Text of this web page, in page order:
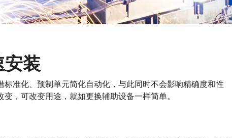
安装
准化、预制单元简化自动化，与此同时不会影响精确度和性
，可改变用途，就如更换辅助设备一样简单。